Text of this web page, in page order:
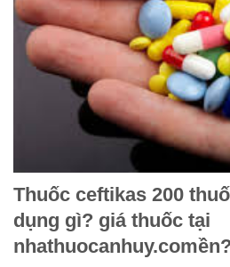
Thuốc ceftikas 200
dụng gì? giá thuốc tại
nhathuocanhuy.comền?